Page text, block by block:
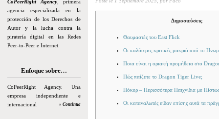
CoPeerRight Agency , primera
agencia especializada en la
protección de los Derechos de
Autor y la lucha contra la
piratería digital en las Redes
Peer-to-Peer e Internet.
Enfoque sobre…
CoPeerRight Agency. Una
empresa independiente e
internacional
» Continua
Δημοσιεύσεις
Θαυμαστές του East Flick
Οι καλύτερες κριτικές μακριά από το
Ποια είναι η οριακή προμήθεια στο
Πώς παίζετε το Dragon Tiger Live;
Πόκερ – Περισσότερα Παιχνίδια με
Οι καταναλωτές είδαν επίσης αυτά τα